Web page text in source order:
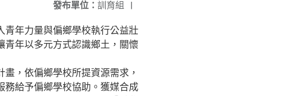
發布單位： 訓育組 |
青年力量與偏鄉學校執行公益壯
青年以多元方式認識鄉土，關懷
，依偏鄉學校所提資源需求，
務給予偏鄉學校協助。獲媒合成